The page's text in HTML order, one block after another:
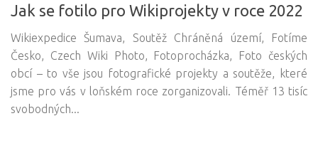
Jak se fotilo pro Wikiprojekty v roce 2022
Wikiexpedice Šumava, Soutěž Chráněná území, Fotíme
Česko, Czech Wiki Photo, Fotoprocházka, Foto českých
obcí – to vše jsou fotografické projekty a soutěže, které
jsme pro vás v loňském roce zorganizovali. Téměř 13 tisíc
svobodných...